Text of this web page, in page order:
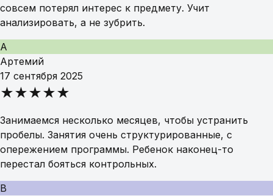
совсем потерял интерес к предмету. Учит
анализировать, а не зубрить.
А
Артемий
17 сентября 2025
★★★★★
Занимаемся несколько месяцев, чтобы устранить
пробелы. Занятия очень структурированные, с
опережением программы. Ребенок наконец-то
перестал бояться контрольных.
В